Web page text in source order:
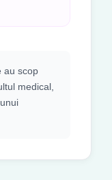
au scop
medical,